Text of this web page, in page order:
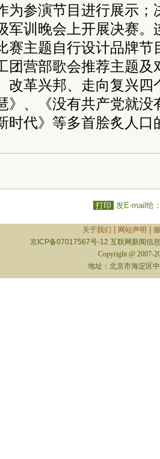
为参演节目进行展示；
军训晚会上开展决赛
赛主题自行设计品牌节
团营部歌会推荐主题及
改革兴邦、走向复兴四
》、《没有共产党就没
时代》等多首脍炙人口
打印 发E-mail给
关于我们 网站声明
京ICP备07017567号-12 互联网新闻信
Copyright @ 2007-
地址：北京市海淀区